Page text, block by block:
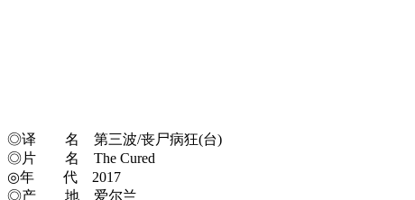
◎译
名 第三波/丧尸病狂(台)
◎片 名 The Cured
◎年 代 2017
◎产 地 爱尔兰